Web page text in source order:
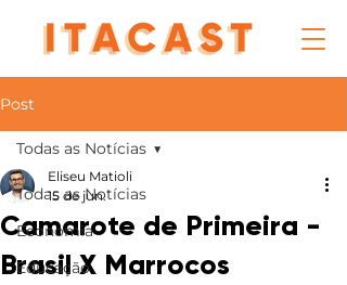
Post
Todas as Notícias
Economia
Educação
Todas as Notícias
Camarote de Primeira -
Brasil X Marrocos
Eliseu Matioli
15 de jun.